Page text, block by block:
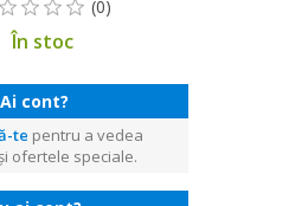
În stoc
Ai cont?
te pentru a vedea
ofertele speciale.